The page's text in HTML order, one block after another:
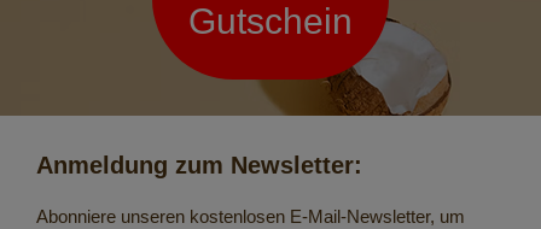
Gutschein
Anmeldung zum Newsletter:
Abonniere unseren kostenlosen E-Mail-Newsletter, um